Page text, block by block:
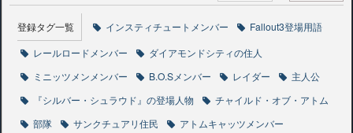
登録タグ一覧 インスティチュートメンバー
Fallout3登場用語
レールロードメンバー
ダイアモンドシティの住人
ミニッツメンメンバー
B.O.Sメンバー レイダー
主人公
『シルバー・シュラウド』の登場人物
チャイルド・オブ・アトム
部隊
サンクチュアリ住民
アトムキャッツメンバー